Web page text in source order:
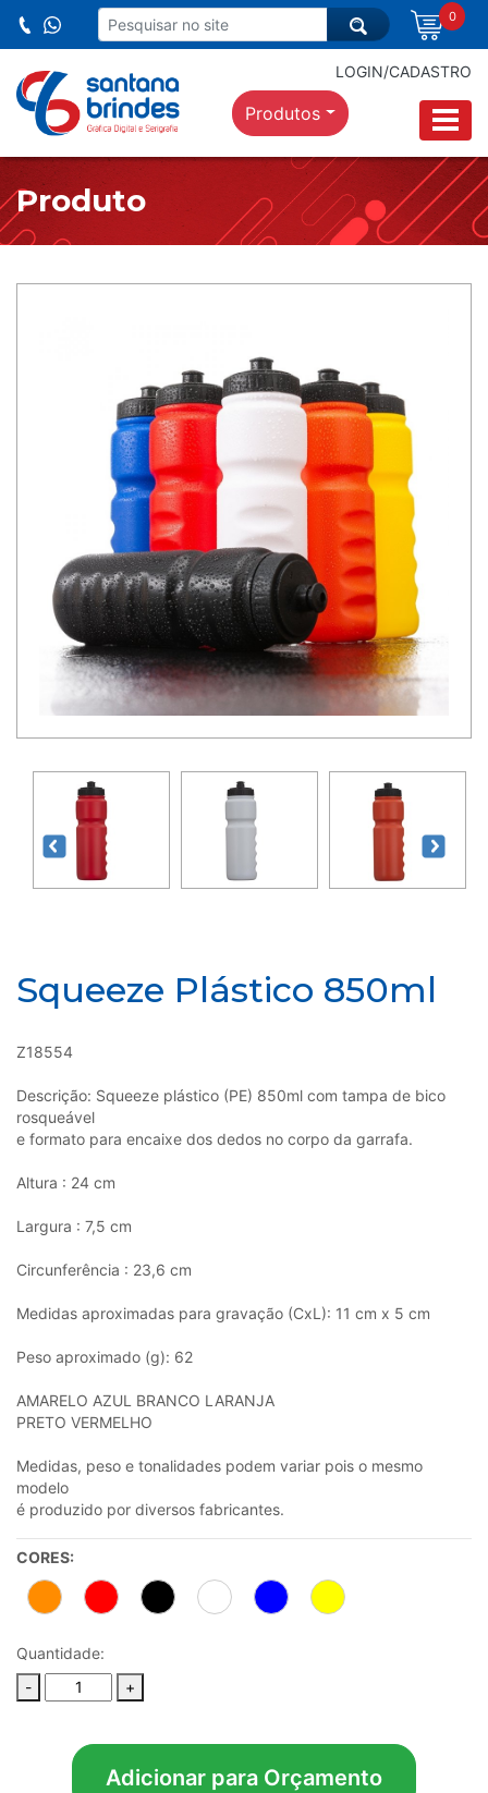
0
LOGIN/CADASTRO
Produtos
Produto
Squeeze Plástico 850ml
Z18554
Descrição: Squeeze plástico (PE) 850ml com tampa de bico
rosqueável
e formato para encaixe dos dedos no corpo da garrafa.
Altura : 24 cm
Largura : 7,5 cm
Circunferência : 23,6 cm
Medidas aproximadas para gravação (CxL): 11 cm x 5 cm
Peso aproximado (g): 62
AMARELO AZUL BRANCO LARANJA
PRETO VERMELHO
Medidas, peso e tonalidades podem variar pois o mesmo
modelo
é produzido por diversos fabricantes.
CORES:
Quantidade:
-
+
Adicionar para Orçamento